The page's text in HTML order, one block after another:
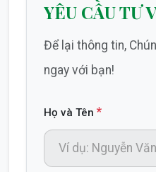
YÊU CẦU TƯ
Để lại thông tin,
ngay với bạn!
Họ và Tên *